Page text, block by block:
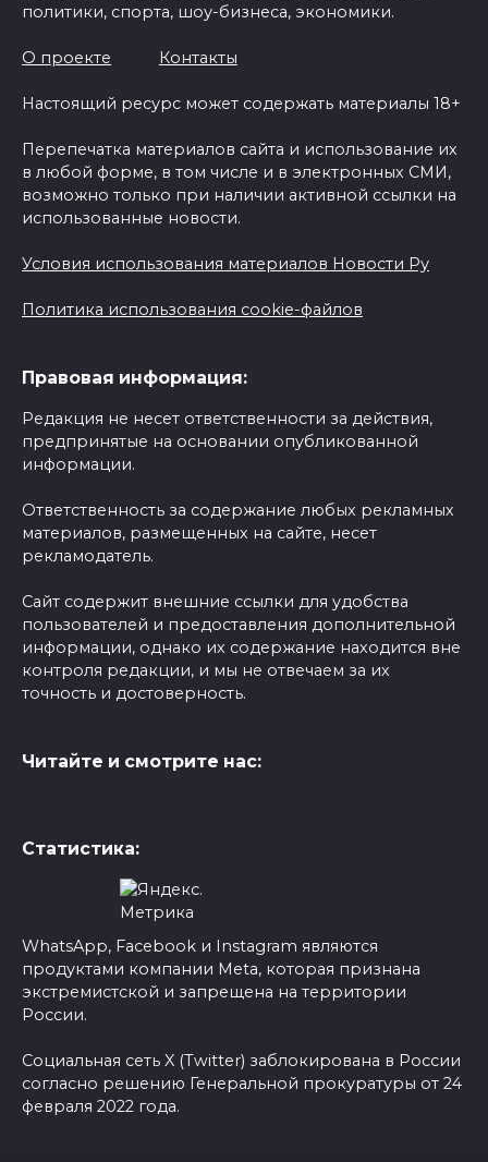
политики, спорта, шоу-бизнеса, экономики.
О проекте Контакты
Настоящий ресурс может содержать материалы 18+
Перепечатка материалов сайта и использование их
в любой форме, в том числе и в электронных СМИ,
возможно только при наличии активной ссылки на
использованные новости.
Условия использования материалов Новости Ру
Политика использования cookie-файлов
Правовая информация:
Редакция не несет ответственности за действия,
предпринятые на основании опубликованной
информации.
Ответственность за содержание любых рекламных
материалов, размещенных на сайте, несет
рекламодатель.
Сайт содержит внешние ссылки для удобства
пользователей и предоставления дополнительной
информации, однако их содержание находится вне
контроля редакции, и мы не отвечаем за их
точность и достоверность.
Читайте и смотрите нас:
Статистика:
WhatsApp, Facebook и Instagram являются
продуктами компании Meta, которая признана
экстремистской и запрещена на территории
России.
Социальная сеть X (Twitter) заблокирована в России
согласно решению Генеральной прокуратуры от 24
февраля 2022 года.